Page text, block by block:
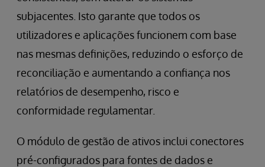
subjacentes. Isto garante que todos os
utilizadores e aplicações funcionem com base
nas mesmas definições, reduzindo o esforço de
reconciliação e aumentando a confiança nos
relatórios de desempenho, risco e
conformidade regulamentar.
O módulo de gestão de ativos inclui conectores
pré-configurados para fontes de dados e